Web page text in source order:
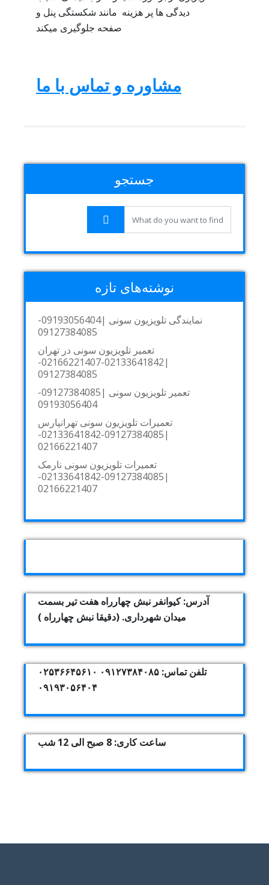
دیدگی ها پر هزینه مانند شکستگی پنل و
صفحه جلوگیری میکند
مشاوره و تماس با ما
جستجو
نوشته‌های تازه
نمایندگی تلویزیون سونی |09193056404-
09127384085
تعمیر تلویزیون سونی در تهران
|02133641842-02166221407-
09127384085
تعمیر تلویزیون سونی |09127384085-
09193056404
تعمیرات تلویزیون سونی تهرانپارس
|09127384085-02133641842-
02166221407
تعمیرات تلویزیون سونی نارمک
|09127384085-02133641842-
02166221407
آدرس: کیوانفر نبش چهارراه هفت تیر بسمت
میدان شهرداری. (دقیقا نبش چهارراه )
تلفن تماس: ۰۹۱۲۷۳۸۴۰۸۵ ۰۲۵۳۶۶۴۵۶۱۰
۰۹۱۹۳۰۵۶۴۰۴
ساعت کاری: 8 صبح الی 12 شب